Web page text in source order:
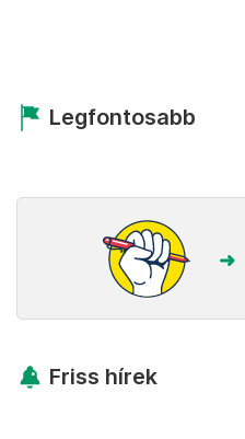
Legfontosabb
Friss hírek